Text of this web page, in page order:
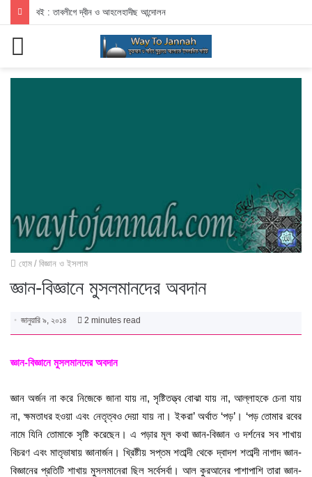
বই : তাবলীগে দ্বীন ও আহলেহাদীছ আন্দোলন
হোম / বিজ্ঞান ও ইসলাম
জ্ঞান-বিজ্ঞানে মুসলমানদের অবদান
জানুয়ারি ৯, ২০১৪ 2 minutes read
জ্ঞান-বিজ্ঞানে মুসলমানদের অবদান
জ্ঞান অর্জন না করে নিজেকে জানা যায় না, সৃষ্টিতত্ত্ব বোঝা যায় না, আল্লাহকে চেনা যায়
না, ক্ষমতাধর হওয়া এবং নেতৃত্বও দেয়া যায় না। ইকরা’ অর্থাত ‘পড়’। ‘পড় তোমার রবের
নামে যিনি তোমাকে সৃষ্টি করেছেন। এ পড়ার মূল কথা জ্ঞান-বিজ্ঞান ও দর্শনের সব শাখায়
বিচরণ এবং মাতৃভাষায় জ্ঞানার্জন। খ্রিষ্টীয় সপ্তম শতাব্দী থেকে দ্বাদশ শতাব্দী নাগাদ জ্ঞান-
বিজ্ঞানের প্রতিটি শাখায় মুসলমানেরা ছিল সর্বেসর্বা। আল কুরআনের পাশাপাশি তারা জ্ঞান-